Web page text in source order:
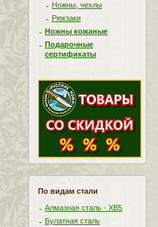
Ножны, чехлы
Рюкзаки
Ножны кожаные
Подарочные
сертификаты
По видам стали
Алмазная сталь - ХВ5
Булатная сталь